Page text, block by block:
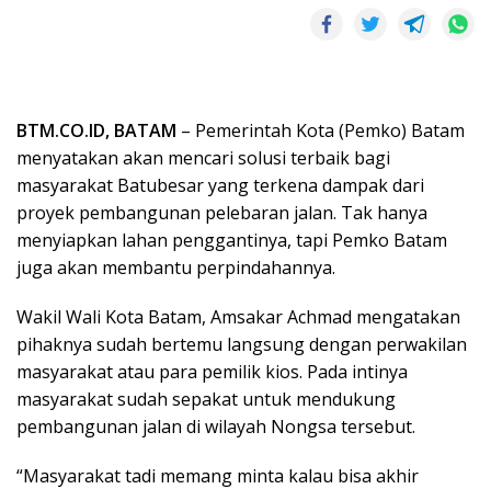
BTM.CO.ID, BATAM – Pemerintah Kota (Pemko) Batam
menyatakan akan mencari solusi terbaik bagi
masyarakat Batubesar yang terkena dampak dari
proyek pembangunan pelebaran jalan. Tak hanya
menyiapkan lahan penggantinya, tapi Pemko Batam
juga akan membantu perpindahannya.
Wakil Wali Kota Batam, Amsakar Achmad mengatakan
pihaknya sudah bertemu langsung dengan perwakilan
masyarakat atau para pemilik kios. Pada intinya
masyarakat sudah sepakat untuk mendukung
pembangunan jalan di wilayah Nongsa tersebut.
“Masyarakat tadi memang minta kalau bisa akhir